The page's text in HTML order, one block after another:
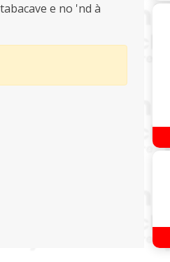
e no 'nd à